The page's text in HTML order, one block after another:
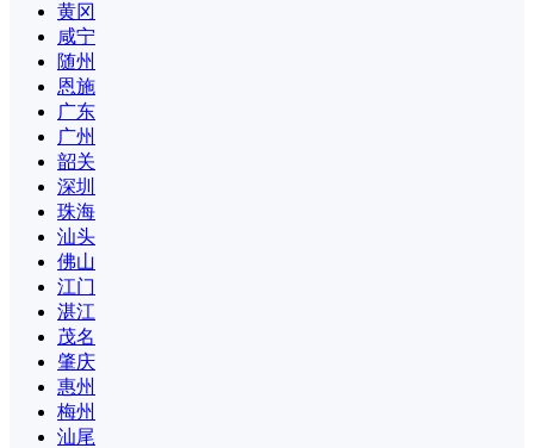
黄冈
咸宁
随州
恩施
广东
广州
韶关
深圳
珠海
汕头
佛山
江门
湛江
茂名
肇庆
惠州
梅州
汕尾